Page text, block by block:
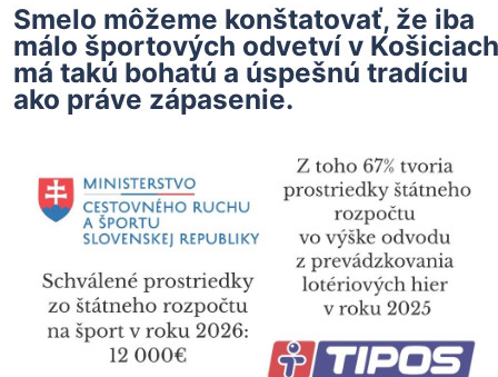
Smelo môžeme konštatovať, že iba
málo športových odvetví v Košiciach
má takú bohatú a úspešnú tradíciu
ako práve zápasenie.